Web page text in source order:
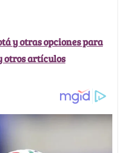
y otras opciones para
otros artículos